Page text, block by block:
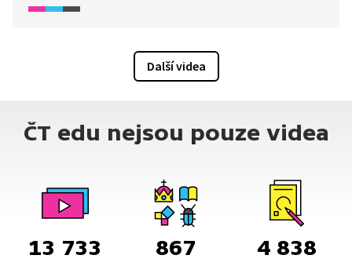
Další videa
ČT edu nejsou pouze videa
13 733 867 4 838